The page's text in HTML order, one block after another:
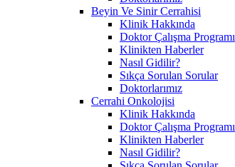
Beyin Ve Sinir Cerrahisi
Klinik Hakkında
Doktor Çalışma Programı
Klinikten Haberler
Nasıl Gidilir?
Sıkça Sorulan Sorular
Doktorlarımız
Cerrahi Onkolojisi
Klinik Hakkında
Doktor Çalışma Programı
Klinikten Haberler
Nasıl Gidilir?